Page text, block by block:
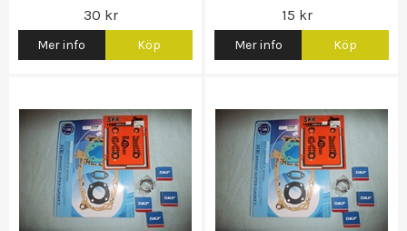
30 kr
Mer info Köp
15 kr
Mer info Köp